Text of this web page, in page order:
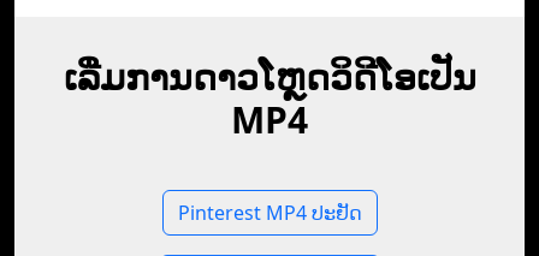
ເລີ່ມການດາວໂຫຼດວິດີໂອເປັນ
MP4
Pinterest MP4 ປະຢັດ